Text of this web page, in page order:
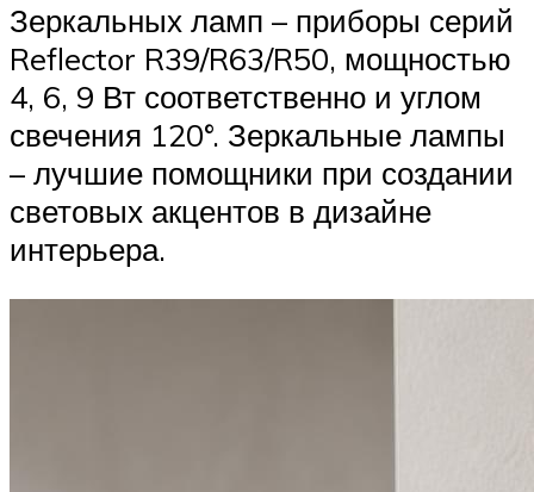
Зеркальных ламп – приборы серий
Reflector R39/R63/R50, мощностью
4, 6, 9 Вт соответственно и углом
свечения 120°. Зеркальные лампы
– лучшие помощники при создании
световых акцентов в дизайне
интерьера.